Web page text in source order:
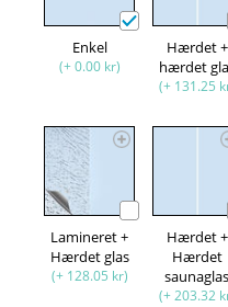
Enkel
(+ 0.00 kr)
Hærdet +
hærdet
(+ 131.25
Lamineret +
Hærdet glas
(+ 128.05 kr)
Hærdet +
Hærdet
saunaglas
(+ 203.32